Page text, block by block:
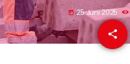
today 25 Juni 2025
share
email